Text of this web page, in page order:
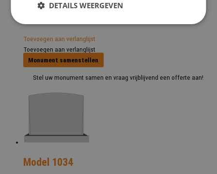
Toevoegen aan verlanglijst
Toevoegen aan verlanglijst
Monument samenstellen
Stel uw monument samen en vraag vrijblijvend een offerte aan!
Model 1034
DETAILS WEERGEVEN